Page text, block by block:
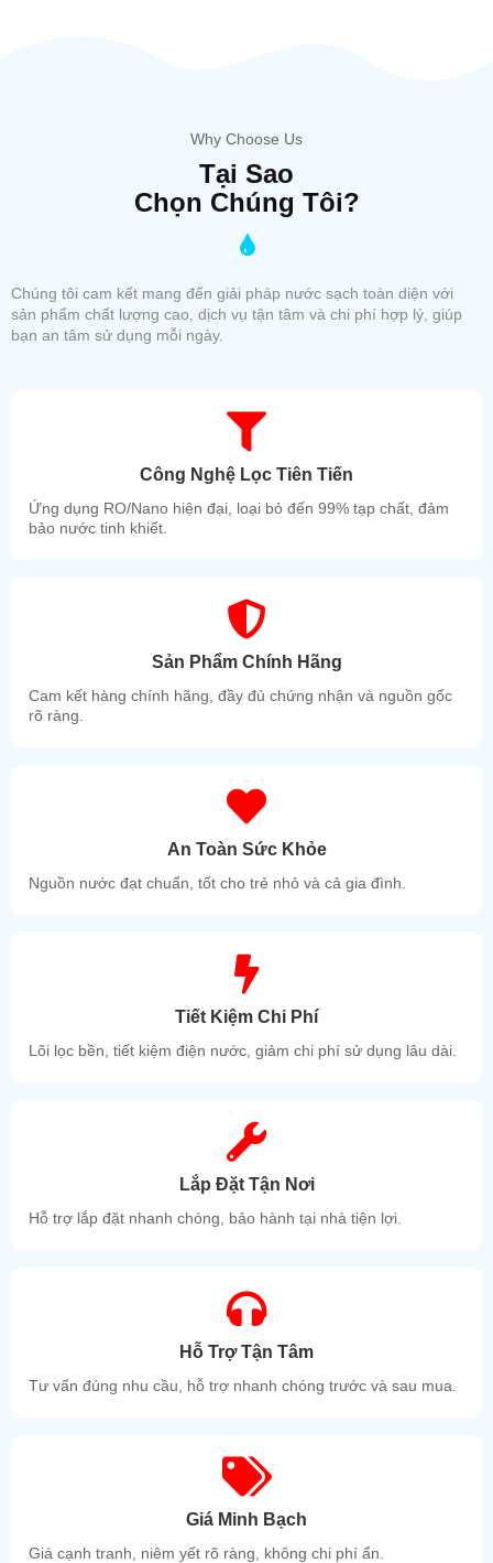
Why Choose Us
Tại Sao
Chọn Chúng Tôi?
Chúng tôi cam kết mang đến giải pháp nước sạch toàn diện với
sản phẩm chất lượng cao, dịch vụ tận tâm và chi phí hợp lý, giúp
bạn an tâm sử dụng mỗi ngày.
Công Nghệ Lọc Tiên Tiến
Ứng dụng RO/Nano hiện đại, loại bỏ đến 99% tạp chất, đảm
bảo nước tinh khiết.
Sản Phẩm Chính Hãng
Cam kết hàng chính hãng, đầy đủ chứng nhận và nguồn gốc
rõ ràng.
An Toàn Sức Khỏe
Nguồn nước đạt chuẩn, tốt cho trẻ nhỏ và cả gia đình.
Tiết Kiệm Chi Phí
Lõi lọc bền, tiết kiệm điện nước, giảm chi phí sử dụng lâu dài.
Lắp Đặt Tận Nơi
Hỗ trợ lắp đặt nhanh chóng, bảo hành tại nhà tiện lợi.
Hỗ Trợ Tận Tâm
Tư vấn đúng nhu cầu, hỗ trợ nhanh chóng trước và sau mua.
Giá Minh Bạch
Giá cạnh tranh, niêm yết rõ ràng, không chi phí ẩn.